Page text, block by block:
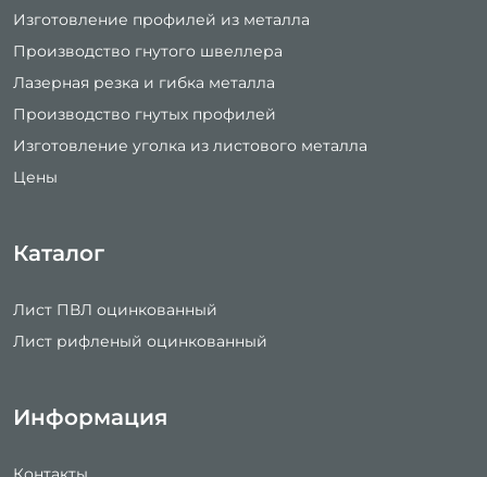
Изготовление профилей из металла
Производство гнутого швеллера
Лазерная резка и гибка металла
Производство гнутых профилей
Изготовление уголка из листового металла
Цены
Каталог
Лист ПВЛ оцинкованный
Лист рифленый оцинкованный
Информация